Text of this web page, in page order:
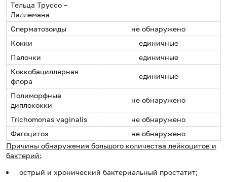
Тельца Труссо –
Лаллемана
Сперматозоиды
не обнаружено
Кокки
единичные
Палочки
единичные
Коккобациллярная
флора
единичные
Полиморфные
диплококки
не обнаружено
Trichomonas vaginalis
не обнаружено
Фагоцитоз
не обнаружено
Причины обнаружения большого количества лейкоцитов и
бактерий:
острый и хронический бактериальный простатит;